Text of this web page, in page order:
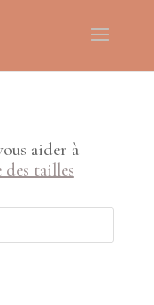
aider à
des tailles